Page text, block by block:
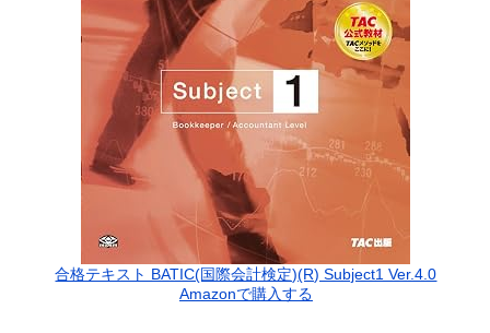
合格テキスト BATIC(国際会計検定)(R) Subject1 Ver.4.0
Amazonで購入する